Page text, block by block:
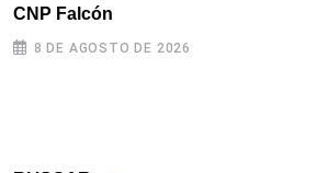
CNP Falcón
8 DE AGOSTO DE 2026